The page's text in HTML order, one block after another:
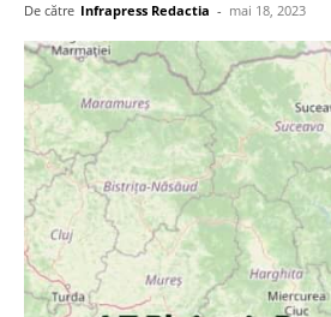
De către Infrapress Redactia - mai 18, 2023